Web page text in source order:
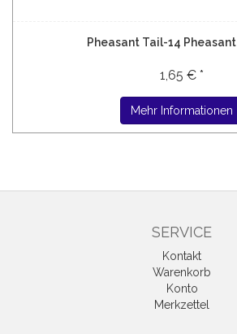
Pheasant Tail-14
1,65 € *
Mehr Informationen
SERVICE
Kontakt
Warenkorb
Konto
Merkzettel